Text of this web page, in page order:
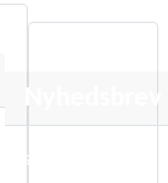
Nyhedsbrev
besked når der sker